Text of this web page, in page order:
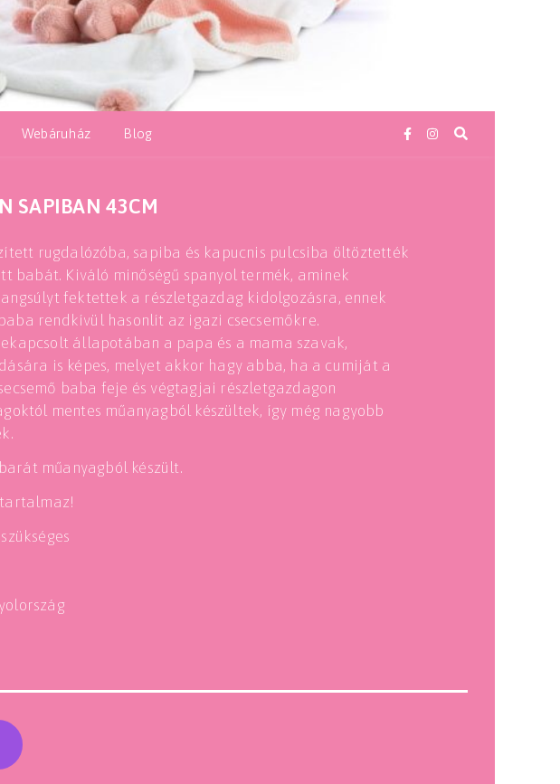
Webáruház Blog
SAPIBAN 43CM
rugdalózóba, sapiba és kapucnis pulcsiba öltöztették
babát. Kiváló minőségű spanyol termék, aminek
fektettek a részletgazdag kidolgozásra, ennek
rendkívül hasonlít az igazi csecsemőkre.
állapotában a papa és a mama szavak,
is képes, melyet akkor hagy abba, ha a cumiját a
baba feje és végtagjai részletgazdagon
mentes műanyagból készültek, így még nagyobb
műanyagból készült.